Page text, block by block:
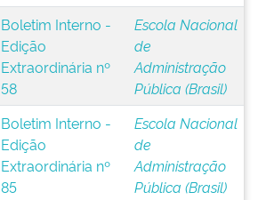
Boletim Interno -
Edição
Extraordinária nº
58
Escola Nacional
de
Administração
Pública (Brasil)
Boletim Interno -
Edição
Extraordinária nº
85
Escola Nacional
de
Administração
Pública (Brasil)